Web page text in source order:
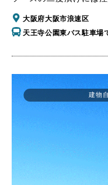
大阪府大阪市浪速区
天王寺公園東バス駐車場
建物